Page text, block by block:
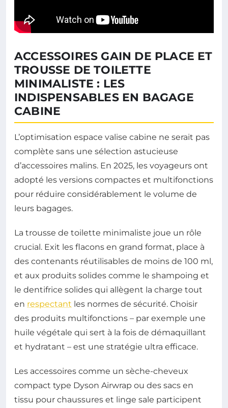
ACCESSOIRES GAIN DE PLACE ET
TROUSSE DE TOILETTE
MINIMALISTE : LES
INDISPENSABLES EN BAGAGE
CABINE
L’optimisation espace valise cabine ne serait pas
complète sans une sélection astucieuse
d’accessoires malins. En 2025, les voyageurs ont
adopté les versions compactes et multifonctions
pour réduire considérablement le volume de
leurs bagages.
La trousse de toilette minimaliste joue un rôle
crucial. Exit les flacons en grand format, place à
des contenants réutilisables de moins de 100 ml,
et aux produits solides comme le shampoing et
le dentifrice solides qui allègent la charge tout
en respectant les normes de sécurité. Choisir
des produits multifonctions – par exemple une
huile végétale qui sert à la fois de démaquillant
et hydratant – est une stratégie ultra efficace.
Les accessoires comme un sèche-cheveux
compact type Dyson Airwrap ou des sacs en
tissu pour chaussures et linge sale participent